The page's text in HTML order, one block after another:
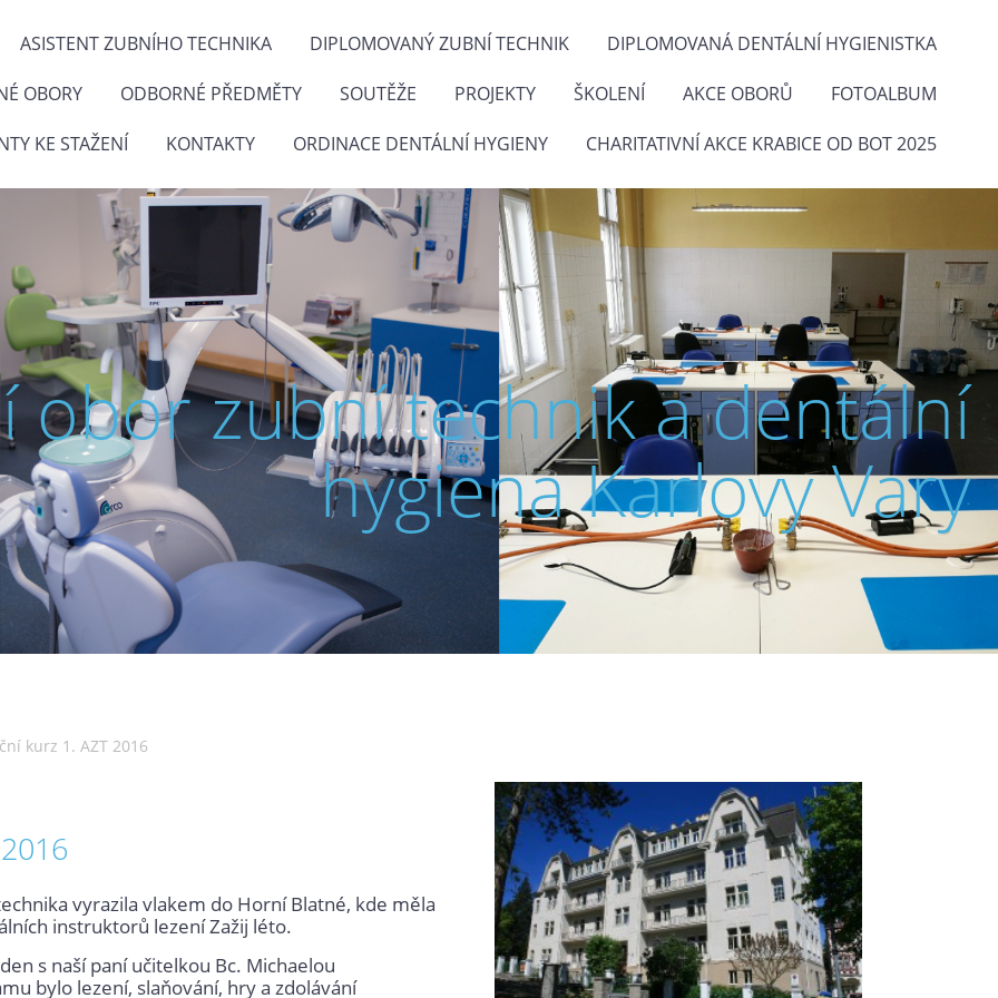
ASISTENT ZUBNÍHO TECHNIKA DIPLOMOVANÝ ZUBNÍ TECHNIK DIPLOMOVANÁ DENTÁLNÍ HYGIENISTKA
OBORY ODBORNÉ PŘEDMĚTY SOUTĚŽE PROJEKTY ŠKOLENÍ AKCE OBORŮ FOTOALBUM
KE STAŽENÍ KONTAKTY ORDINACE DENTÁLNÍ HYGIENY CHARITATIVNÍ AKCE KRABICE OD BOT 2025
obor zubní technik a dentální
hygiena Karlovy Vary
kurz 1. AZT 2016
vyrazila vlakem do Horní Blatné, kde měla
instruktorů lezení Zažij léto.
s naší paní učitelkou Bc. Michaelou
bylo lezení, slaňování, hry a zdolávání